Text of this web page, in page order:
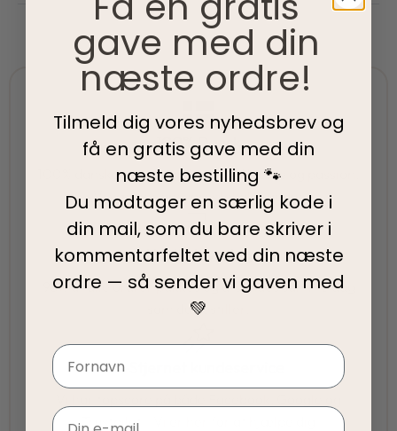
100% Dansk
100% danskejet virksomhed med hjerte og passion.
Vi værner om vores lokale rødder
Hurtig levering
95% af alle ordrer pakkes og afsendes samme dag
som du bestiller.
5-Stjernet kundeservice
Trustpilot - Vi er her for at hjælpe dig
gave med din
næste ordre!
Tilmeld dig vores nyhedsbrev og
få en gratis gave med din
næste bestilling 🐾
Du modtager en særlig kode i
din mail, som du bare skriver i
kommentarfeltet ved din næste
ordre — så sender vi gaven med
💚
Navn
Email